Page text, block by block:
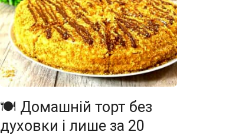
🍽️ Домашній торт без
духовки і лише за 20